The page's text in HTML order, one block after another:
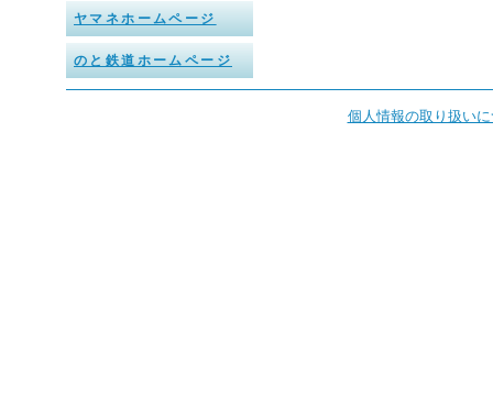
ヤマネホームページ
のと鉄道ホームページ
個人情報の取り扱い